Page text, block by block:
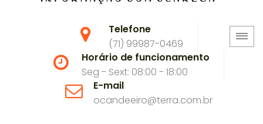
Telefone
(71) 99987-0469
Horário de funcionamento
Seg - Sext: 08:00 - 18:00
E-mail
ocandeeiro@terra.com.br